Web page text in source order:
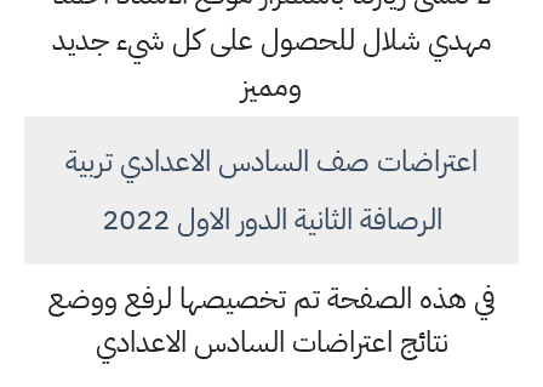
مهدي شلال للحصول على كل شيء جديد
ومميز
اعتراضات صف السادس الاعدادي تربية
الرصافة الثانية الدور الاول 2022
في هذه الصفحة تم تخصيصها لرفع ووضع
نتائج اعتراضات السادس الاعدادي